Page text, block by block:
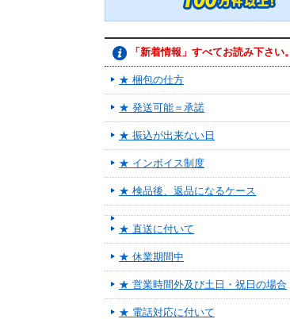
「新着情報」すべてお読み下さい。
★ 梱包の仕方
★ 発送可能＝承諾
★ 振込が出来ない日
★ インボイス制度
★ 検品後、返品になるケース
★ 直送に付いて
★ 休業期間中
★ 営業時間外及び土日・祝日の場合
★ 電話対応に付いて